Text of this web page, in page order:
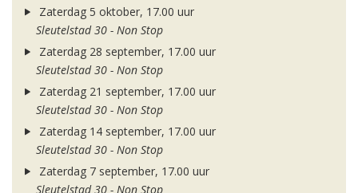
Zaterdag 5 oktober, 17.00 uur
Sleutelstad 30 - Non Stop
Zaterdag 28 september, 17.00 uur
Sleutelstad 30 - Non Stop
Zaterdag 21 september, 17.00 uur
Sleutelstad 30 - Non Stop
Zaterdag 14 september, 17.00 uur
Sleutelstad 30 - Non Stop
Zaterdag 7 september, 17.00 uur
Sleutelstad 30 - Non Stop